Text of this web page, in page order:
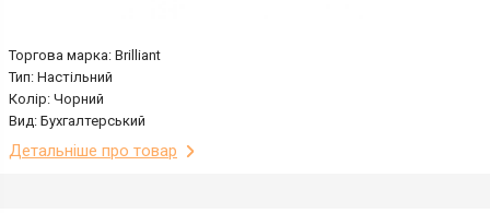
Торгова марка: Brilliant
Тип: Настільний
Колір: Чорний
Вид: Бухгалтерський
Детальніше про товар